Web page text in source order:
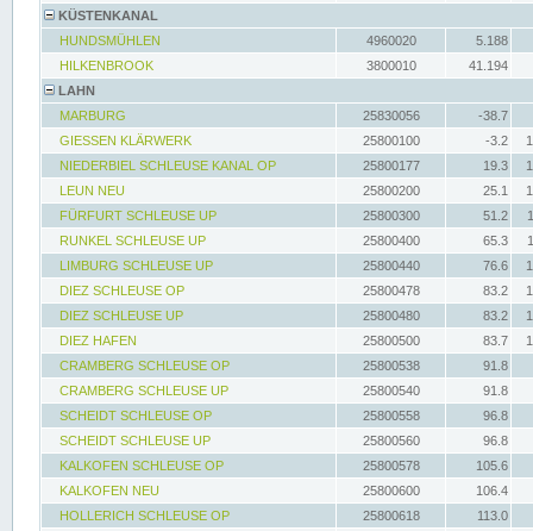
KÜSTENKANAL
HUNDSMÜHLEN
4960020
5.188
HILKENBROOK
3800010
41.194
LAHN
MARBURG
25830056
-38.7
GIESSEN KLÄRWERK
25800100 -3.2
NIEDERBIEL SCHLEUSE KANAL OP
25800177 19.3
LEUN NEU
25800200 25.1
FÜRFURT SCHLEUSE UP
25800300 51.2
RUNKEL SCHLEUSE UP
25800400 65.3
LIMBURG SCHLEUSE UP
25800440 76.6
DIEZ SCHLEUSE OP
25800478 83.2
DIEZ SCHLEUSE UP
25800480 83.2
DIEZ HAFEN
25800500 83.7
CRAMBERG SCHLEUSE OP
25800538
91.8
CRAMBERG SCHLEUSE UP
25800540
91.8
SCHEIDT SCHLEUSE OP
25800558
96.8
SCHEIDT SCHLEUSE UP
25800560
96.8
KALKOFEN SCHLEUSE OP
25800578
105.6
KALKOFEN NEU
25800600
106.4
HOLLERICH SCHLEUSE OP
25800618
113.0